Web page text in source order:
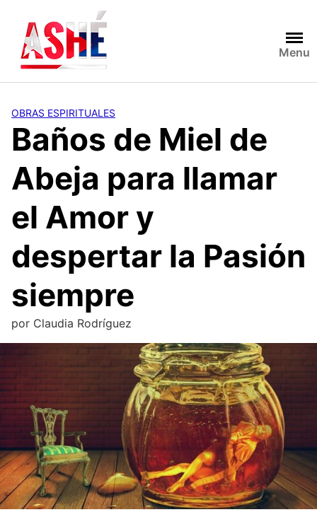
contenido
Menu
OBRAS ESPIRITUALES
Baños de Miel de
Abeja para llamar
el Amor y
despertar la Pasión
siempre
por Claudia Rodríguez